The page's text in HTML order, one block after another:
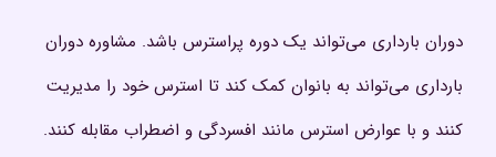
دوران بارداری می‌تواند یک دوره پراسترس باشد. مشاوره دوران
بارداری می‌تواند به بانوان کمک کند تا استرس خود را مدیریت
کنند و با عوارض استرس مانند افسردگی و اضطراب مقابله کنند.